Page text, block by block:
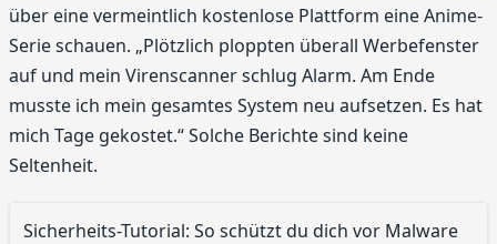
über eine vermeintlich kostenlose Plattform eine Anime-
Serie schauen. „Plötzlich ploppten überall Werbefenster
auf und mein Virenscanner schlug Alarm. Am Ende
musste ich mein gesamtes System neu aufsetzen. Es hat
mich Tage gekostet.“ Solche Berichte sind keine
Seltenheit.
Sicherheits-Tutorial: So schützt du dich vor Malware